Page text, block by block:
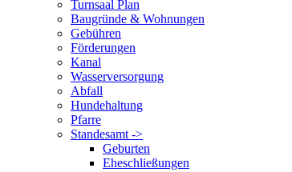
Turnsaal Plan
Baugründe & Wohnungen
Gebühren
Förderungen
Kanal
Wasserversorgung
Abfall
Hundehaltung
Pfarre
Standesamt ->
Geburten
Eheschließungen